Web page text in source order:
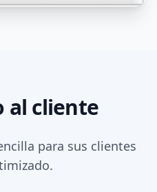
al cliente
para sus clientes